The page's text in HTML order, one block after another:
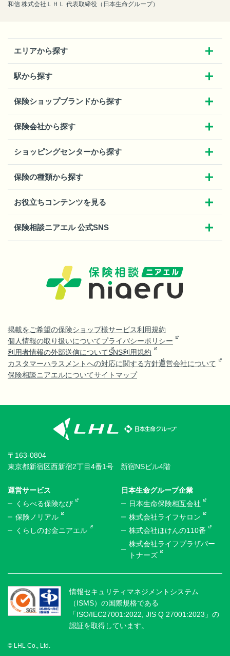
和信 株式会社ＬＨＬ 代表取締役（日本生命グループ）
エリアから探す
駅から探す
保険ショップブランドから探す
保険会社から探す
ショッピングセンターから探す
保険の種類から探す
お役立ちコンテンツを見る
保険相談ニアエル 公式SNS
掲載をご希望の保険ショップ様サービス利用規約
個人情報の取り扱いについてプライバシーポリシー
利用者情報の外部送信についてSNS利用規約
カスタマーハラスメントへの対応に関する方針運営会社について
保険相談ニアエルについてサイトマップ
〒163-0804
東京都新宿区西新宿2丁目4番1号 新宿NSビル4階
運営サービス
くらべる保険なび
保険ノリアル
くらしのお金ニアエル
日本生命グループ企業
日本生命保険相互会社
株式会社ライフサロン
株式会社ほけんの110番
株式会社ライフプラザパー
トナーズ
情報セキュリティマネジメントシステム
（ISMS）の国際規格である
「ISO/IEC27001:2022, JIS Q 27001:2023」の
認証を取得しています。
© LHL Co., Ltd.